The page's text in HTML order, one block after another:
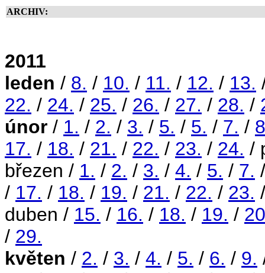
ARCHIV:
2011
leden / 8. / 10. / 11. / 12. / 13.
22. / 24. / 25. / 26. / 27. / 28. /
únor / 1. / 2. / 3. / 5. / 5. / 7. /
17. / 18. / 21. / 22. / 23. / 24. /
březen / 1. / 2. / 3. / 4. / 5. / 7.
/ 17. / 18. / 19. / 21. / 22. / 23.
duben / 15. / 16. / 18. / 19. /
/ 29.
květen / 2. / 3. / 4. / 5. / 6. / 9.